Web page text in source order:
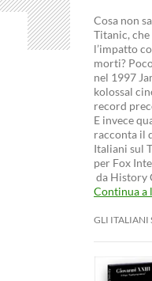
Cosa non
Titanic,
l’impatto
morti?
nel 1997
kolossal
record
E invece
racconta il
Italiani sul
per Fox
da History
Continua a
GLI ITALIANI